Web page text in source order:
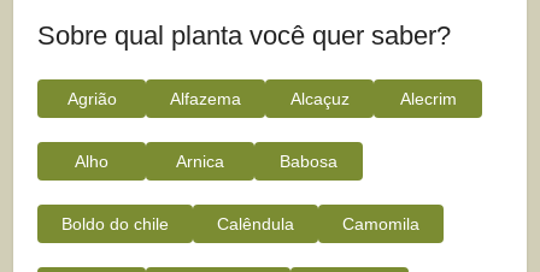
Sobre qual planta você quer saber?
Agrião Alfazema Alcaçuz Alecrim
Alho Arnica Babosa
Boldo do chile Calêndula Camomila